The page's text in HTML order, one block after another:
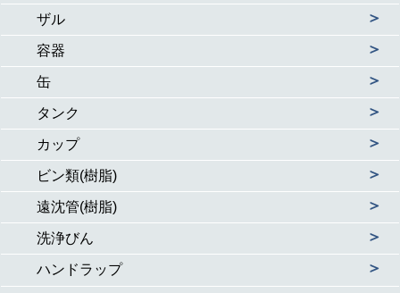
ザル ＞
容器 ＞
缶 ＞
タンク ＞
カップ ＞
ビン類(樹脂) ＞
遠沈管(樹脂) ＞
洗浄びん ＞
ハンドラップ ＞